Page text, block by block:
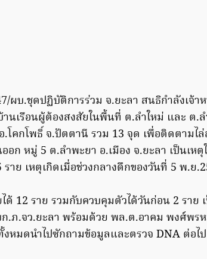
ผบ.ชุดปฏิบัติการร่วม จ.ยะลา สนธิกำลังเจ้า
นเรือนผู้ต้องสงสัยในพื้นที่ ต.ลำใหม่ และ ต.ล
โคกโพธิ์ จ.ปัตตานี รวม 13 จุด เพื่อติดตามไ
ก หมู่ 5 ต.ลำพะยา อ.เมือง จ.ยะลา เป็นเหตุ
าย เหตุเกิดเมื่อช่วงกลางดึกของวันที่ 5 พ.ย
12 ราย รวมกับควบคุมตัวได้วันก่อน 2 ราย
.ภ.จว.ยะลา พร้อมด้วย พล.ต.อาคม พงศ์พร
หมดนำไปซักถามข้อมูลและตรวจ DNA ต่อไป